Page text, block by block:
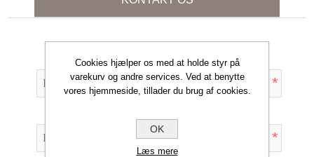
*
*
Cookies hjælper os med at holde styr på
varekurv og andre services. Ved at benytte
vores hjemmeside, tillader du brug af cookies.
OK
Læs mere